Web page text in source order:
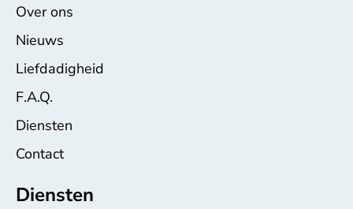
Over ons
Nieuws
Liefdadigheid
F.A.Q.
Diensten
Contact
Diensten